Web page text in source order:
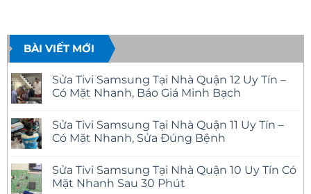
BÀI VIẾT MỚI
Sửa Tivi Samsung Tại Nhà Quận 12 Uy Tín –
Có Mặt Nhanh, Báo Giá Minh Bạch
bình
luận
ở
Samsung
Tại
Nhà
Sửa Tivi Samsung Tại Nhà Quận 11 Uy Tín –
Có Mặt Nhanh, Sửa Đúng Bệnh
bình
luận
ở
Sửa Tivi Samsung Tại Nhà Quận 10 Uy Tín Có
Mặt Nhanh Sau 30 Phút